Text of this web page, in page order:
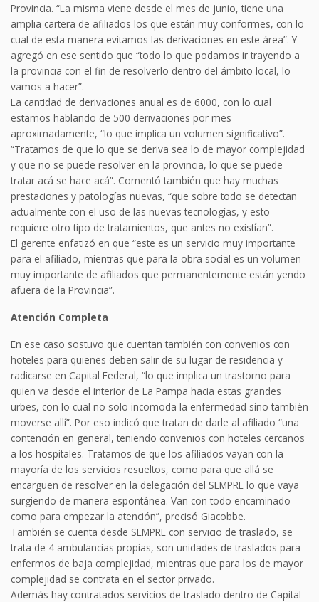
Provincia. “La misma viene desde el mes de junio, tiene una
amplia cartera de afiliados los que están muy conformes, con lo
cual de esta manera evitamos las derivaciones en este área”. Y
agregó en ese sentido que “todo lo que podamos ir trayendo a
la provincia con el fin de resolverlo dentro del ámbito local, lo
vamos a hacer”.
La cantidad de derivaciones anual es de 6000, con lo cual
estamos hablando de 500 derivaciones por mes
aproximadamente, “lo que implica un volumen significativo”.
“Tratamos de que lo que se deriva sea lo de mayor complejidad
y que no se puede resolver en la provincia, lo que se puede
tratar acá se hace acá”. Comentó también que hay muchas
prestaciones y patologías nuevas, “que sobre todo se detectan
actualmente con el uso de las nuevas tecnologías, y esto
requiere otro tipo de tratamientos, que antes no existían”.
El gerente enfatizó en que “este es un servicio muy importante
para el afiliado, mientras que para la obra social es un volumen
muy importante de afiliados que permanentemente están yendo
afuera de la Provincia”.
Atención Completa
En ese caso sostuvo que cuentan también con convenios con
hoteles para quienes deben salir de su lugar de residencia y
radicarse en Capital Federal, “lo que implica un trastorno para
quien va desde el interior de La Pampa hacia estas grandes
urbes, con lo cual no solo incomoda la enfermedad sino también
moverse allí”. Por eso indicó que tratan de darle al afiliado “una
contención en general, teniendo convenios con hoteles cercanos
a los hospitales. Tratamos de que los afiliados vayan con la
mayoría de los servicios resueltos, como para que allá se
encarguen de resolver en la delegación del SEMPRE lo que vaya
surgiendo de manera espontánea. Van con todo encaminado
como para empezar la atención”, precisó Giacobbe.
También se cuenta desde SEMPRE con servicio de traslado, se
trata de 4 ambulancias propias, son unidades de traslados para
enfermos de baja complejidad, mientras que para los de mayor
complejidad se contrata en el sector privado.
Además hay contratados servicios de traslado dentro de Capital